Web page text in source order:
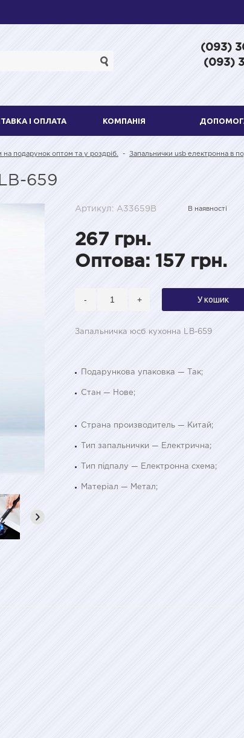
(093)
(093)
І ОПЛАТА КОМПАНІЯ
на подарунок оптом та у роздріб. - Запальнички usb електронна в
659
Артикул: A33659B В наявності
267 грн.
Оптова: 157 грн.
- + У кошик
Запальничка юсб кухонна LB-659
Подарункова упаковка — Так;
Стан — Нове;
Страна производитель — Китай;
Тип запальнички — Електрична;
Тип підпалу — Електронна схема;
Матеріал — Метал;